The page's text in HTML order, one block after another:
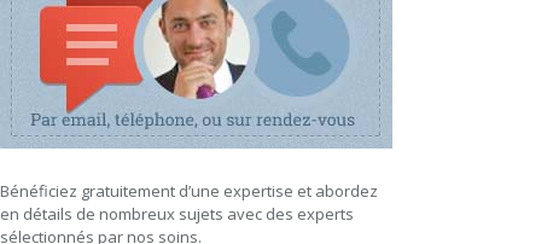
Bénéficiez gratuitement d’une expertise et abordez
en détails de nombreux sujets avec des experts
sélectionnés par nos soins.